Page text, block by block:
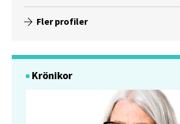
Fler profiler
Krönikor